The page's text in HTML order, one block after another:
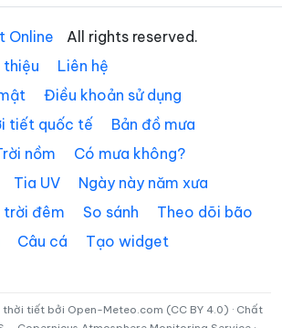
Xã Bảo Thạnh
Xã Bình Phú
Xã Cái Ngang
Xã Cầu Ngang
Xã Châu Hưng
Xã Chợ Lách
Online
All rights reserved.
thiệu
Liên hệ
Điều khoản sử dụng
tiết quốc tế
Bản đồ mưa
nồm
Có mưa không?
Tia UV
Ngày này năm xưa
trời đêm So sánh
Theo dõi bão
Câu cá
Tạo widget
thời tiết bởi Open-Meteo.com (CC BY 4.0) · Chất